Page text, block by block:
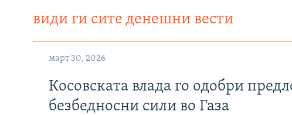
види ги сите денешни вести
март 30, 2026
Косовската влада го одобри
безбедносни сили во Газа